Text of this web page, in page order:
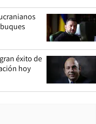
éxito de
hoy